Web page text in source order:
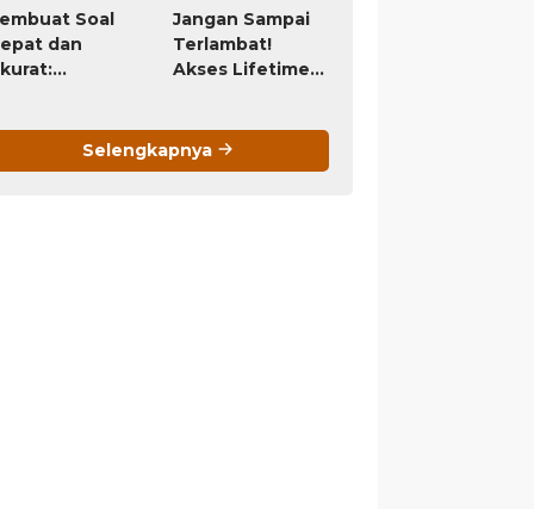
Soal
dan
Jangan Sampai
Terlambat!
Akses Lifetime
Pakai
Selamanya) Ini
Selengkapnya